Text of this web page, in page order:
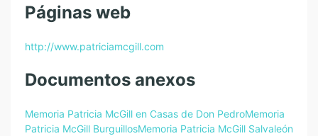
Páginas web
http://www.patriciamcgill.com
Documentos anexos
Memoria Patricia McGill en Casas de Don PedroMemoria
Patricia McGill BurguillosMemoria Patricia McGill Salvaleón